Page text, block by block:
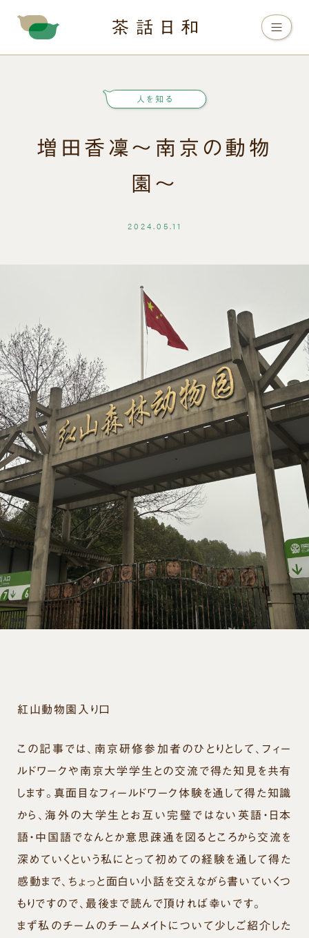
増田香凜〜南京の動物
園〜
人を知る
2024.05.11
紅山動物園入り口
この記事では、南京研修参加者のひとりとして、フィー
ルドワークや南京大学学生との交流で得た知見を共有
します。真面目なフィールドワーク体験を通して得た知識
から、海外の大学生とお互い完璧ではない英語・日本
語・中国語でなんとか意思疎通を図るところから交流を
深めていくという私にとって初めての経験を通して得た
感動まで、ちょっと面白い小話を交えながら書いていくつ
もりですので、最後まで読んで頂ければ幸いです。
まず私のチームのチームメイトについて少しご紹介した